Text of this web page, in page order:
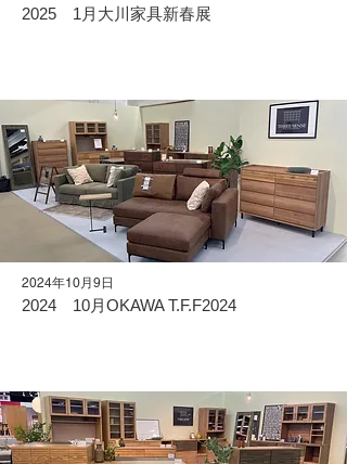
2025 1月大川家具新春展
2024年10月9日
2024 10月OKAWA T.F.F2024